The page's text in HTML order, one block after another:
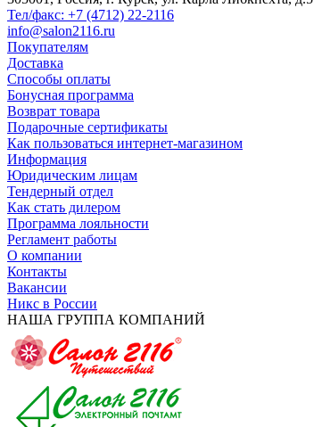
Тел/факс: +7 (4712) 22-2116
info@salon2116.ru
Покупателям
Доставка
Способы оплаты
Бонусная программа
Возврат товара
Подарочные сертификаты
Как пользоваться интернет-магазином
Информация
Юридическим лицам
Тендерный отдел
Как стать дилером
Программа лояльности
Регламент работы
О компании
Контакты
Вакансии
Никс в России
НАША ГРУППА КОМПАНИЙ